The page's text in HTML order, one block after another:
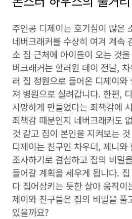
주인공 디제이는 호기심이 많은
네버크래커를 수상히 여겨 계속
소 집 근처에 아이들이 오는 것
버크래커는 할러윈 데이 전날,
러 집 정원으로 들어온 디제이와
져 병원으로 실려갑니다. 한편,
사망하게 만들었다는 죄책감에
죄책감 때문인지 네버크래커도
것 같고 집이 본인을 지켜보는
디제이는 친구인 차우더, 제니와
조사하기로 결심하고 집의 비밀
들어갈 계획을 세우게 됩니다.
다 집어삼키는 듯한 살아 움직이
제이와 친구들은 집의 비밀을 풀
있을까요?